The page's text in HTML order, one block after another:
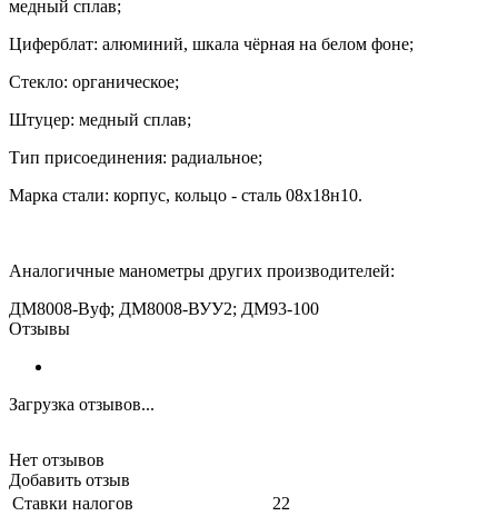
медный сплав;
Циферблат: алюминий, шкала чёрная на белом фоне;
Стекло: органическое;
Штуцер: медный сплав;
Тип присоединения: радиальное;
Марка стали: корпус, кольцо - сталь 08х18н10.
Аналогичные манометры других производителей:
ДМ8008-Вуф; ДМ8008-ВУУ2; ДМ93-100
Отзывы
Загрузка отзывов...
Нет отзывов
Добавить отзыв
Ставки налогов
22